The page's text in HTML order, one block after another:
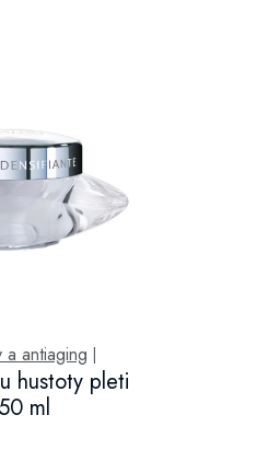
a antiaging
hustoty pleti
ml